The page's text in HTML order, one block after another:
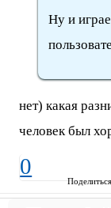
Ну и
нет) какая
человек был
0